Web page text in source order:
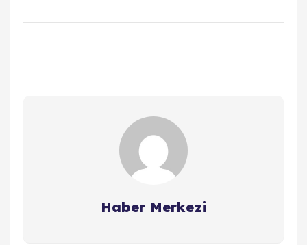
Haber Merkezi